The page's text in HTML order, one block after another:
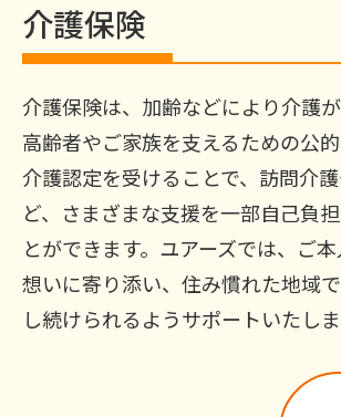
介護保険
介護保険は、加齢などにより介護
高齢者やご家族を支えるための公
介護認定を受けることで、訪問介
ど、さまざまな支援を一部自己負
とができます。ユアーズでは、ご
想いに寄り添い、住み慣れた地域
し続けられるようサポートいたしま